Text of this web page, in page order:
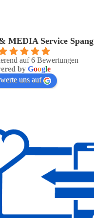
MEDIA Service Spang
auf 6 Bewertungen
by Google
uns auf